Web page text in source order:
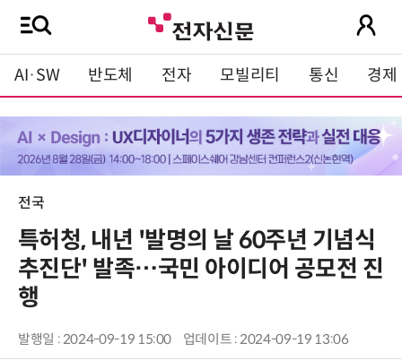
AI·SW 반도체 전자 모빌리티 통신 경제
전국
특허청, 내년 '발명의 날 60주년 기념식
추진단' 발족…국민 아이디어 공모전 진
행
발행일 : 2024-09-19 15:00 업데이트 : 2024-09-19 13:06